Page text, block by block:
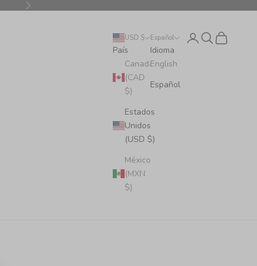
Siguiente
USD $
País
Canadá
(CAD
$)
Estados
Unidos
(USD $)
México
(MXN
$)
Español
Idioma
English
Español
Iniciar sesión
Buscar
Cesta